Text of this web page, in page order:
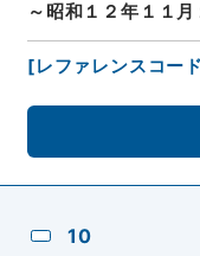
～昭和１２年１１月
[レファレンスコー
10